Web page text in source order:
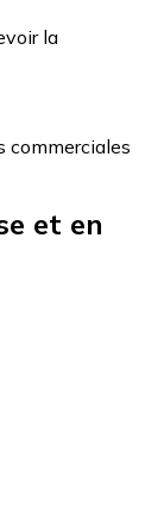
la
commerciales
et en